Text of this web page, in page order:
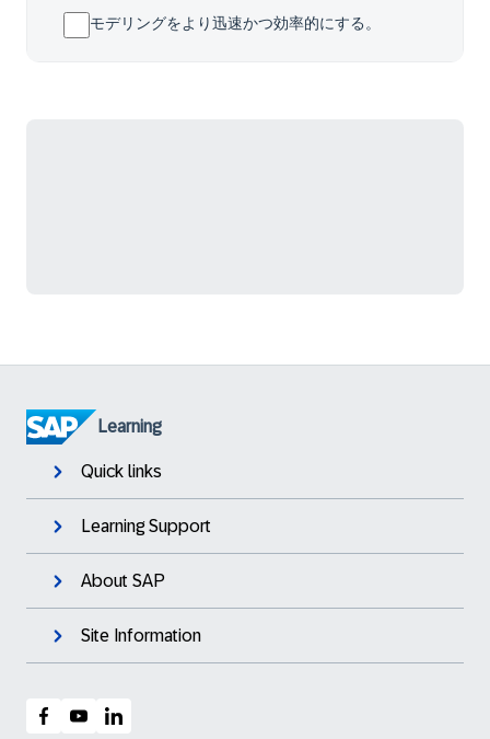
モデリングをより迅速かつ効率的にする。
Learning
Quick links
Learning Support
About SAP
Site Information